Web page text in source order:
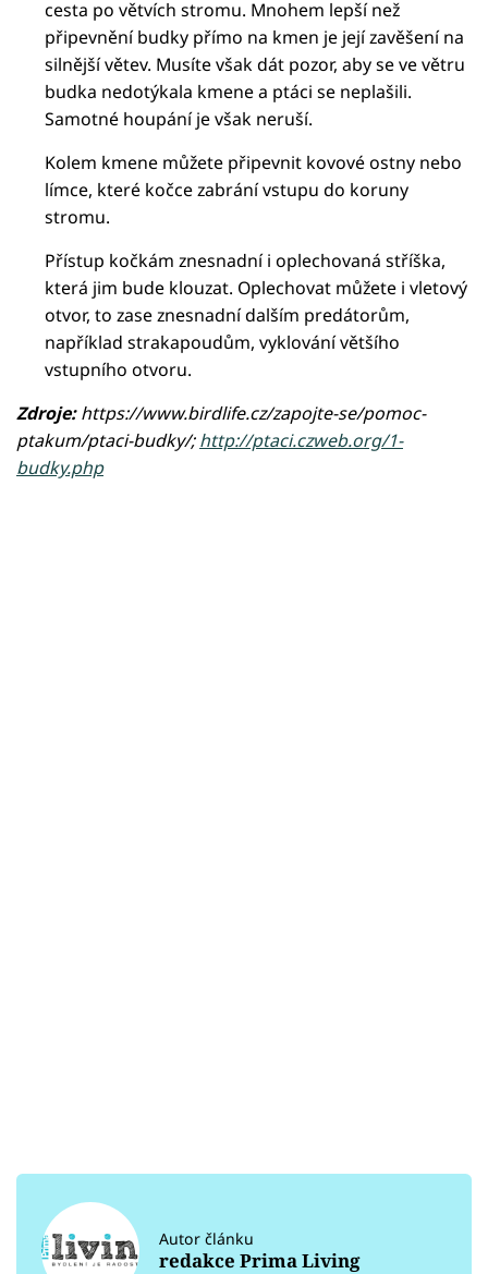
cesta po větvích stromu. Mnohem lepší než
připevnění budky přímo na kmen je její zavěšení na
silnější větev. Musíte však dát pozor, aby se ve větru
budka nedotýkala kmene a ptáci se neplašili.
Samotné houpání je však neruší.
Kolem kmene můžete připevnit kovové ostny nebo
límce, které kočce zabrání vstupu do koruny
stromu.
Přístup kočkám znesnadní i oplechovaná stříška,
která jim bude klouzat. Oplechovat můžete i vletový
otvor, to zase znesnadní dalším predátorům,
například strakapoudům, vyklování většího
vstupního otvoru.
Zdroje:https://www.birdlife.cz/zapojte-se/pomoc-
ptakum/ptaci-budky/;http://ptaci.czweb.org/1-
budky.php
Autor článku
redakce Prima Living